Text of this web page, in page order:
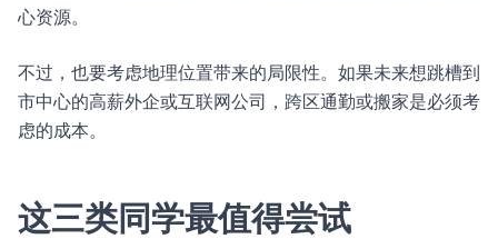
心资源。
不过，也要考虑地理位置带来的局限性。如果未来想跳槽到
市中心的高薪外企或互联网公司，跨区通勤或搬家是必须考
虑的成本。
这三类同学最值得尝试